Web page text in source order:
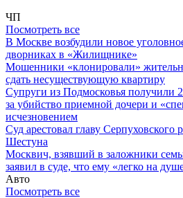
ЧП
Посмотреть все
В Москве возбудили новое
дворниках в «Жилищнике»
Мошенники «клонировали»
сдать несуществующую квартиру
Супруги из Подмосковья получили
за убийство приемной дочери и
исчезновением
Суд арестовал главу Серпуховского
Шестуна
Москвич, взявший в заложники
заявил в суде, что ему «легко на
Авто
Посмотреть все